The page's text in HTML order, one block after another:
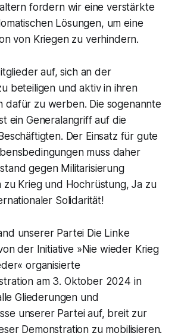
fordern wir eine verstärkte
Lösungen, um eine
von Kriegen zu verhindern.
auf, sich an der
beteiligen und aktiv in ihren
dafür zu werben. Die sogenannte
ein Generalangriff auf die
Der Einsatz für gute
muss daher
gegen Militarisierung
zu Krieg und Hochrüstung, Ja zu
Solidarität!
unserer Partei Die Linke
der Initiative »Nie wieder Krieg
organisierte
am 3. Oktober 2024 in
Gliederungen und
unserer Partei auf, breit zur
Demonstration zu mobilisieren.